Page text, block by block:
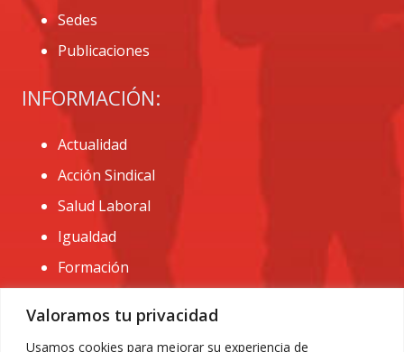
Valoramos tu privacidad
Usamos cookies para mejorar su experiencia de
Sedes
Publicaciones
INFORMACIÓN:
Actualidad
Acción Sindical
Salud Laboral
Igualdad
Formación
CONTACTO:
administracion@usomurcia.org